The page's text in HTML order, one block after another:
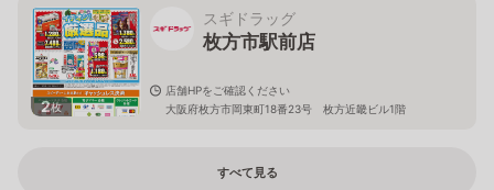
2枚
スギドラッグ
枚方市駅前店
店舗HPをご確認ください
大阪府枚方市岡東町18番23号 枚方近畿ビル1階
すべて見る